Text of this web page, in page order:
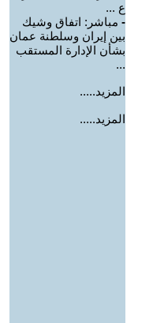
ع ...
- مباشر: اتفاق وشيك
بين إيران وسلطنة عمان
بشأن الإدارة المستقب
...
المزيد.....
المزيد.....